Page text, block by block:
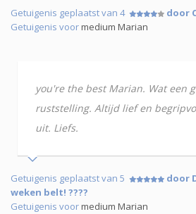
Getuigenis geplaatst van 4
door
Getuigenis voormedium Marian
you're the best Marian. Wat een
ruststelling. Altijd lief en
uit. Liefs.
Getuigenis geplaatst van 5
door
weken belt! ????
Getuigenis voormedium Marian